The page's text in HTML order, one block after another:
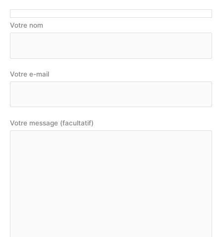
Votre nom
Votre e-mail
Votre message (facultatif)